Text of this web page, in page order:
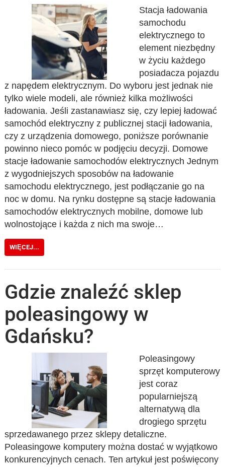
Stacja ładowania
samochodu
elektrycznego to
element niezbędny
w życiu każdego
posiadacza pojazdu
z napędem elektrycznym. Do wyboru jest jednak nie
tylko wiele modeli, ale również kilka możliwości
ładowania. Jeśli zastanawiasz się, czy lepiej ładować
samochód elektryczny z publicznej stacji ładowania,
czy z urządzenia domowego, poniższe porównanie
powinno nieco pomóc w podjęciu decyzji. Domowe
stacje ładowanie samochodów elektrycznych Jednym
z wygodniejszych sposobów na ładowanie
samochodu elektrycznego, jest podłączanie go na
noc w domu. Na rynku dostępne są stacje ładowania
samochodów elektrycznych mobilne, domowe lub
wolnostojące i każda z nich ma swoje…
WIĘCEJ...
Gdzie znaleźć sklep
poleasingowy w
Gdańsku?
Poleasingowy
sprzęt komputerowy
jest coraz
popularniejszą
alternatywą dla
drogiego sprzętu
sprzedawanego przez sklepy detaliczne.
Poleasingowe komputery można dostać w wyjątkowo
konkurencyjnych cenach. Ten artykuł jest poświęcony